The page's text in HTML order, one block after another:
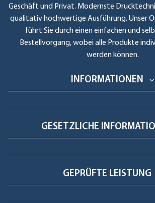
Geschäft und Privat. Modernste
qualitativ hochwertige Ausführung. Unser
führt Sie durch einen einfachen und
Bestellvorgang, wobei alle Produkte
werden können.
INFORMATIONEN
GESETZLICHE
GEPRÜFTE LEISTUNG